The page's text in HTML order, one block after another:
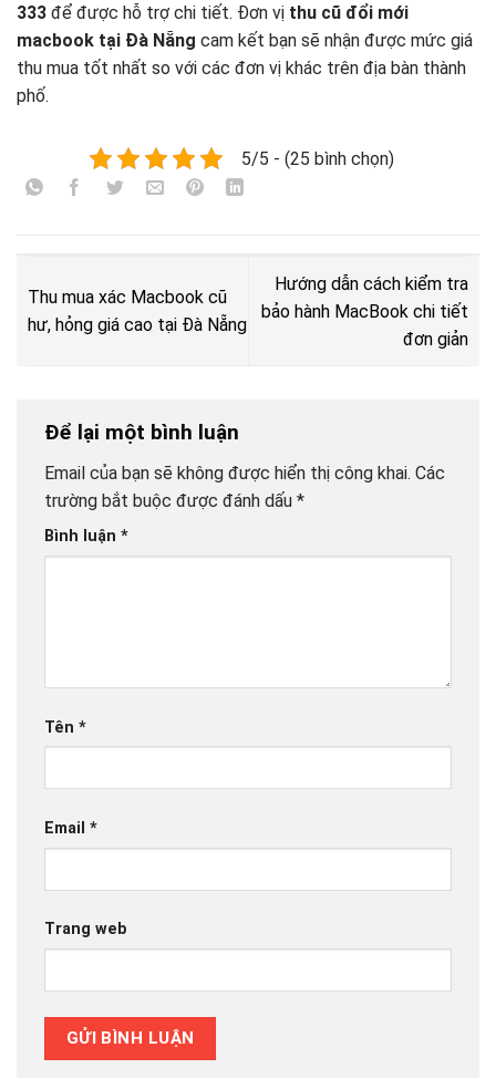
333 để được hỗ trợ chi tiết. Đơn vị thu cũ đổi mới
macbook tại Đà Nẵng cam kết bạn sẽ nhận được mức giá
thu mua tốt nhất so với các đơn vị khác trên địa bàn thành
phố.
5/5 - (25 bình chọn)
Thu mua xác Macbook cũ
hư, hỏng giá cao tại Đà Nẵng
Hướng dẫn cách kiểm tra
bảo hành MacBook chi tiết
đơn giản
Để lại một bình luận
Email của bạn sẽ không được hiển thị công khai. Các
trường bắt buộc được đánh dấu *
Bình luận *
Tên *
Email *
Trang web